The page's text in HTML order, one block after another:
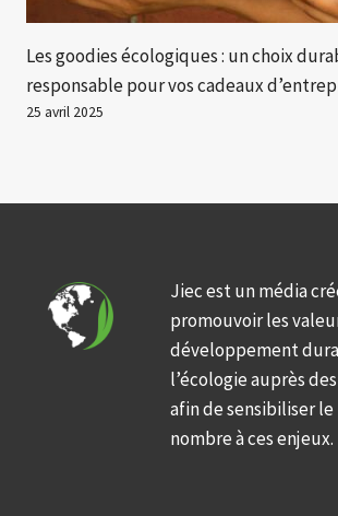
Les goodies écologiques : un choix
responsable pour vos cadeaux
25 avril 2025
Jiec est un média
promouvoir les
développement
l’écologie auprès
afin de sensibiliser
nombre à ces enjeux.